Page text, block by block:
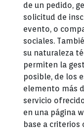
de un pedido,
solicitud de
evento, o
sociales.
su naturaleza
permiten la
posible, de los
elemento más
servicio
en una página
base a